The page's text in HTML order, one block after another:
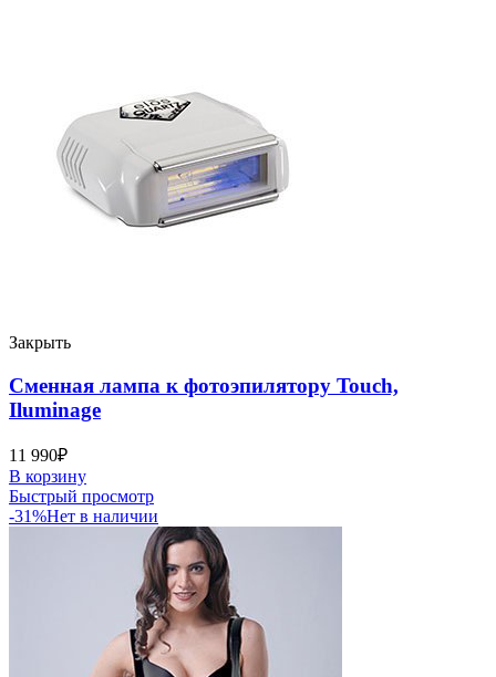
Закрыть
Сменная лампа к фотоэпилятору Touch,
Iluminage
11 990₽
В корзину
Быстрый просмотр
-31%Нет в наличии